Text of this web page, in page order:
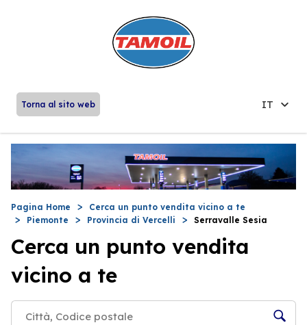
Torna al sito web IT
Pagina Home
Cerca un punto vendita vicino a te
Piemonte
Provincia di Vercelli Serravalle Sesia
Cerca un punto vendita
vicino a te